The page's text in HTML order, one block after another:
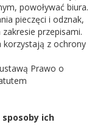
powoływać biura.
pieczęci i odznak,
przepisami.
korzystają z ochrony
Prawo o
ich